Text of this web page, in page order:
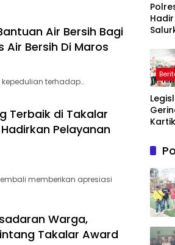
Air Bersih Bagi
Bersih Di Maros
kepedulian terhadap…
Terbaik di Takalar
Pelayanan
memberikan apresiasi
Warga,
Takalar Award
Hadir
Krisis
UMKM